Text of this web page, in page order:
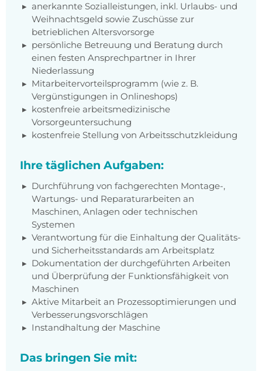
anerkannte Sozialleistungen, inkl. Urlaubs- und
Weihnachtsgeld sowie Zuschüsse zur
betrieblichen Altersvorsorge
persönliche Betreuung und Beratung durch
einen festen Ansprechpartner in Ihrer
Niederlassung
Mitarbeitervorteilsprogramm (wie z. B.
Vergünstigungen in Onlineshops)
kostenfreie arbeitsmedizinische
Vorsorgeuntersuchung
kostenfreie Stellung von Arbeitsschutzkleidung
Ihre täglichen Aufgaben:
Durchführung von fachgerechten Montage-,
Wartungs- und Reparaturarbeiten an
Maschinen, Anlagen oder technischen
Systemen
Verantwortung für die Einhaltung der Qualitäts-
und Sicherheitsstandards am Arbeitsplatz
Dokumentation der durchgeführten Arbeiten
und Überprüfung der Funktionsfähigkeit von
Maschinen
Aktive Mitarbeit an Prozessoptimierungen und
Verbesserungsvorschlägen
Instandhaltung der Maschine
Das bringen Sie mit: